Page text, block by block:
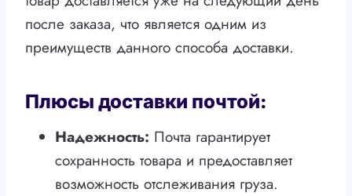
после заказа, что является одним из
преимуществ данного способа доставки.
Плюсы доставки почтой:
Надежность: Почта гарантирует
сохранность товара и предоставляет
возможность отслеживания груза.